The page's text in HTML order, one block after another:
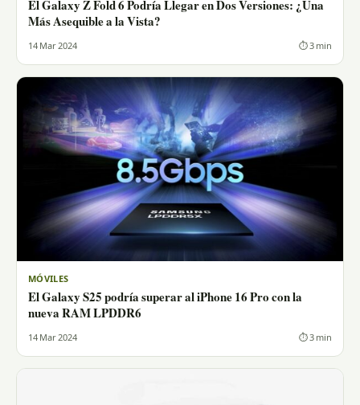
El Galaxy Z Fold 6 Podría Llegar en Dos Versiones: ¿Una
Más Asequible a la Vista?
14 Mar 2024 ⏱ 3 min
MÓVILES
El Galaxy S25 podría superar al iPhone 16 Pro con la
nueva RAM LPDDR6
14 Mar 2024 ⏱ 3 min